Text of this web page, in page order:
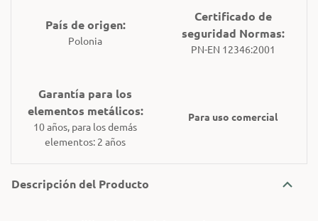
País de origen:
Polonia
Certificado de
seguridad Normas:
PN-EN 12346:2001
Garantía para los
elementos metálicos:
10 años, para los demás
elementos: 2 años
Para uso comercial
Descripción del Producto